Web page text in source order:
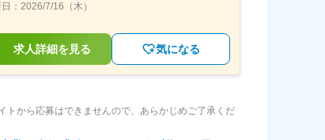
： 2026/7/16（木）
求人詳細を見る 気になる
から応募はできませんので、あらかじめご了承くだ